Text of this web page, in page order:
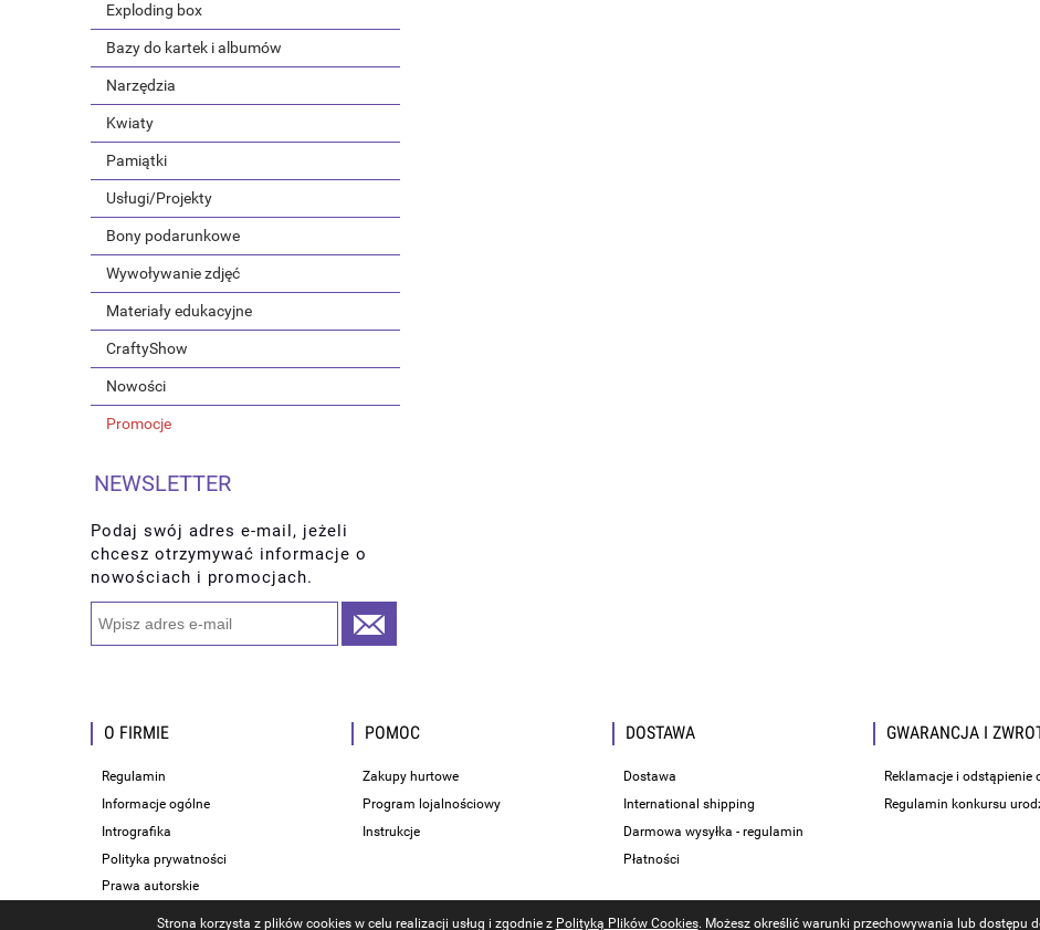
Strona korzysta z plików cookies w celu realizacji usług i zgodnie z Polityką Plików Cookies. Możesz określić warunki przechowywania lub dostępu
Exploding box
Bazy do kartek i albumów
Narzędzia
Kwiaty
Pamiątki
Usługi/Projekty
Bony podarunkowe
Wywoływanie zdjęć
Materiały edukacyjne
CraftyShow
Nowości
Promocje
NEWSLETTER
Podaj swój adres e-mail, jeżeli
chcesz otrzymywać informacje o
nowościach i promocjach.
O FIRMIE
Regulamin
Informacje ogólne
Intrografika
Polityka prywatności
Prawa autorskie
POMOC
Zakupy hurtowe
Program lojalnościowy
Instrukcje
DOSTAWA
Dostawa
International shipping
Darmowa wysyłka - regulamin
Płatności
GWARANCJA I
Reklamacje i odstąpienie
Regulamin konkursu